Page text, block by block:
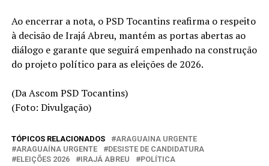
Ao encerrar a nota, o PSD Tocantins reafirma o respeito
à decisão de Irajá Abreu, mantém as portas abertas ao
diálogo e garante que seguirá empenhado na construção
do projeto político para as eleições de 2026.
(Da Ascom PSD Tocantins)
(Foto: Divulgação)
TÓPICOS RELACIONADOS
ARAGUAINA URGENTE
ARAGUAÍNA URGENTE
DESISTE DE CANDIDATURA
ELEIÇÕES 2026
IRAJÁ ABREU POLÍTICA